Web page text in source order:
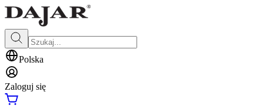
Polska
Zaloguj się